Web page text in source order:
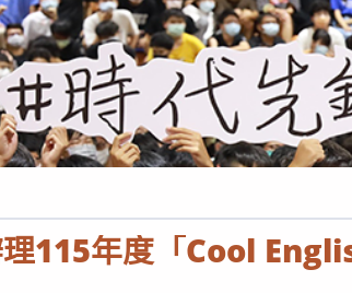
UNIVERSITY
115年度「Cool